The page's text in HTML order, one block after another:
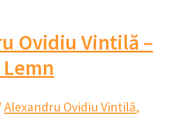
Ovidiu Vintilă –
Alexandru Ovidiu Vintilă,